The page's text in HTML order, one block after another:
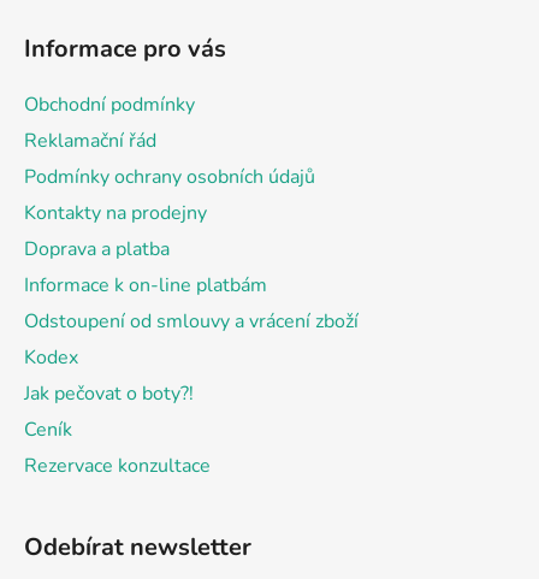
Informace pro vás
Obchodní podmínky
Reklamační řád
Podmínky ochrany osobních údajů
Kontakty na prodejny
Doprava a platba
Informace k on-line platbám
Odstoupení od smlouvy a vrácení zboží
Kodex
Jak pečovat o boty?!
Ceník
Rezervace konzultace
Odebírat newsletter